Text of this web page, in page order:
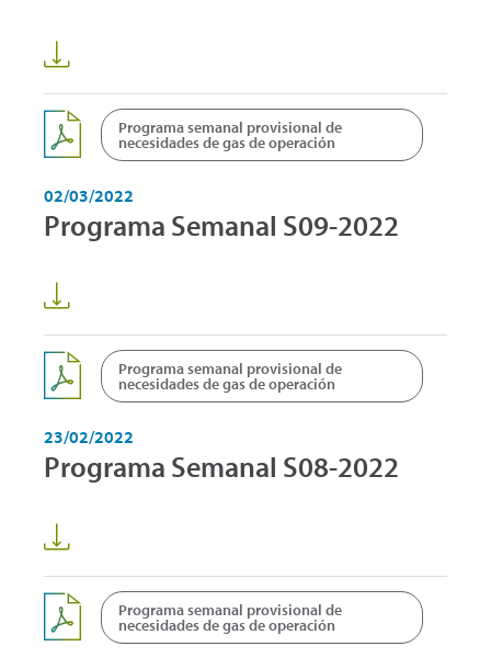
Programa semanal provisional de
necesidades de gas de operación
02/03/2022
Programa Semanal S09-2022
Programa semanal provisional de
necesidades de gas de operación
23/02/2022
Programa Semanal S08-2022
Programa semanal provisional de
necesidades de gas de operación